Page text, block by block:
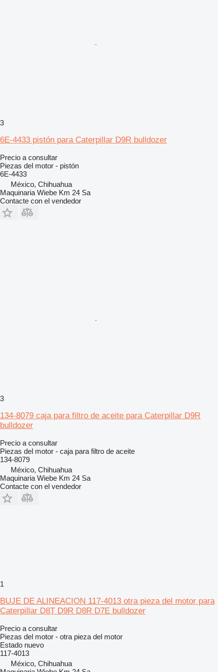
3
6E-4433 pistón para Caterpillar D9R bulldozer
Precio a consultar
Piezas del motor - pistón
6E-4433
México, Chihuahua
Maquinaria Wiebe Km 24 Sa
Contacte con el vendedor
3
134-8079 caja para filtro de aceite para Caterpillar D9R
bulldozer
Precio a consultar
Piezas del motor - caja para filtro de aceite
134-8079
México, Chihuahua
Maquinaria Wiebe Km 24 Sa
Contacte con el vendedor
1
BUJE DE ALINEACION 117-4013 otra pieza del motor para
Caterpillar D8T D9R D8R D7E bulldozer
Precio a consultar
Piezas del motor - otra pieza del motor
Estado nuevo
117-4013
México, Chihuahua